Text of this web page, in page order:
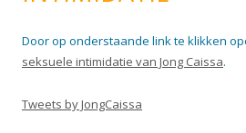
Door op onderstaande link te klikken
seksuele intimidatie van Jong Caissa.
Tweets by JongCaissa